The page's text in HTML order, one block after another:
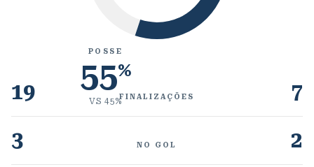
POSSE
55%
VS 45%
19 FINALIZAÇÕES
7
3
NO GOL
2